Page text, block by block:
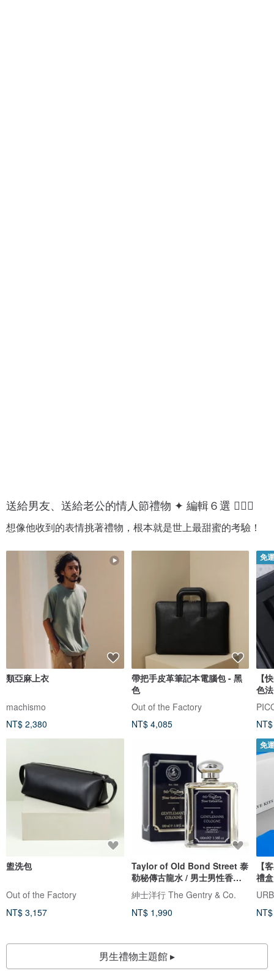
送給男友、送給老公的情人節禮物 ✦ 編輯６選 💁🏻‍♂️
想像他收到的表情挑著禮物，根本就是世上最甜蜜的考驗！
類亞麻上衣
machismo
NT$ 2,380
盥洗包
Out of the Factory
NT$ 3,157
帶把手皮革筆記本電腦包 - 黑
色
Out of the Factory
NT$ 4,085
Taylor of Old Bond Street 泰
勒秘傳古龍水 / 男士男性香水
香氛
紳士洋行 The Gentry & Co.
NT$ 1,990
免
【
色
免
【
禮
男生禮物主題館 ▸